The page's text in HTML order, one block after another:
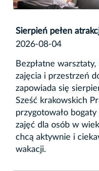
Sierpień pełen
2026-08-04
Bezpłatne
zajęcia i przestrzeń
zapowiada się
Sześć krakowskich
przygotowało
zajęć dla osób w
chcą aktywnie i
wakacji.